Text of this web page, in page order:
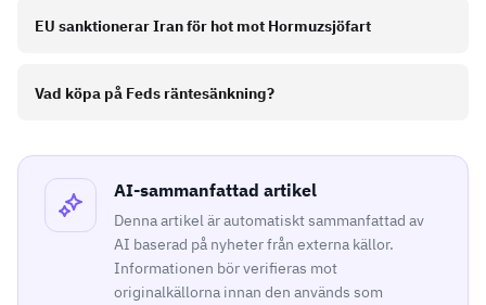
EU sanktionerar Iran för hot mot Hormuzsjöfart
Vad köpa på Feds räntesänkning?
AI-sammanfattad artikel
Denna artikel är automatiskt sammanfattad av
AI baserad på nyheter från externa källor.
Informationen bör verifieras mot
originalkällorna innan den används som